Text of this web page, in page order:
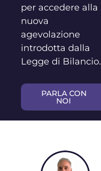
per accedere alla
nuova
agevolazione
introdotta dalla
Legge di Bilancio.
PARLA CON
NOI